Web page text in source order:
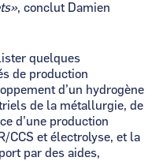
, conclut Damien
quelques
de production
d’un hydrogène
de la métallurgie, de
d’une production
CCS et électrolyse, et la
par des aides,